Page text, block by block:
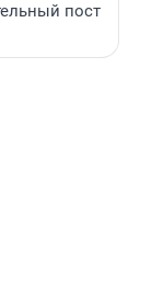
пост